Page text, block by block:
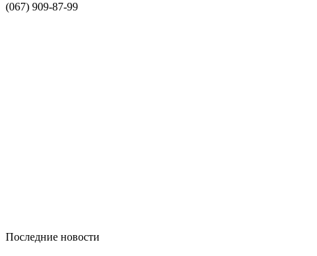
(067) 909-87-99
Последние новости